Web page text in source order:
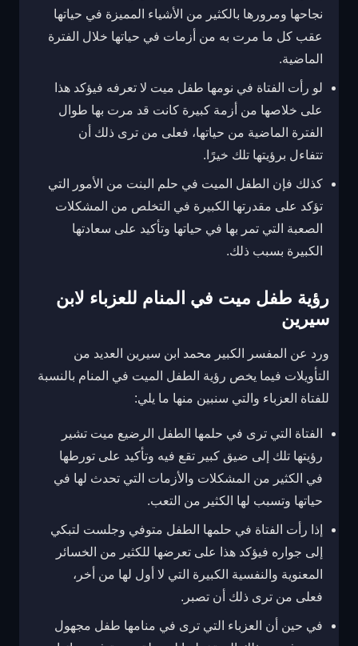
نجاحها ومرورها بالكثير من الأشياء المميزة في حياتها
عقب كل ما مرت به من أزمات في حياتها خلال الفترة
الماضية.
لو رأت الفتاة في نومها طفل ميت لا تعرفه فيؤكد هذا
على خلاصها من أزمة كبيرة كانت قد مرت بها طوال
الفترة الماضية من حياتها، فعلى من ترى ذلك أن
تتفاءل برؤيتها تلك خيرًا.
كذلك فإن الطفل الميت في حلم البنت من الأمور التي
تؤكد على مقدرتها الكبيرة في التخلص من المشكلات
الصعبة التي تمر بها في حياتها وتأكيد على سعادتها
الكبيرة بسبب ذلك.
رؤية طفل ميت في المنام للعزباء لابن
سيرين
ورد عن المفسر الكبير محمد ابن سيرين العديد من
التأويلات فيما يخص رؤية الطفل الميت في المنام بالنسبة
للفتاة العزباء والتي سنبين منها ما يلي:
الفتاة التي ترى في حلمها الطفل الرضيع ميت تشير
رؤيتها تلك إلى ضيق كبير تقع فيه وتأكيد على تورطها
في الكثير من المشكلات والأزمات التي تحدث لها في
حياتها وتسبب لها الكثير من التعب.
إذا رأت الفتاة في حلمها الطفل متوفي وجلست لتبكي
إلى جواره فيؤكد هذا على تعرضها للكثير من الخسائر
المعنوية والنفسية الكبيرة التي لا أول لها من أخر،
فعلى من ترى ذلك أن تصبر.
في حين أن العزباء التي ترى في منامها طفل مجهول